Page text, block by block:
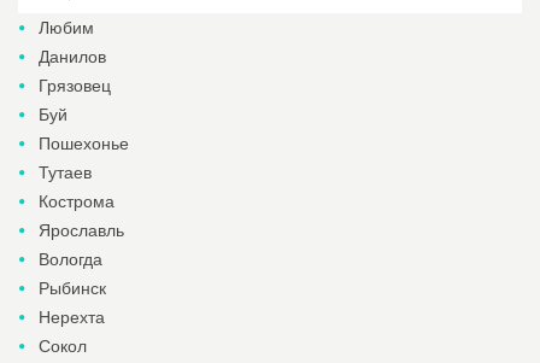
Любим
Данилов
Грязовец
Буй
Пошехонье
Тутаев
Кострома
Ярославль
Вологда
Рыбинск
Нерехта
Сокол